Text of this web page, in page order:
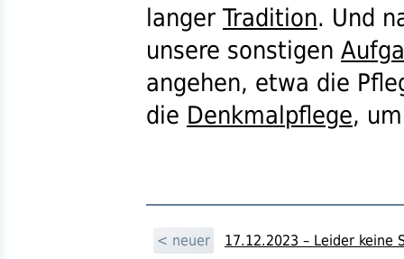
langer Tradition. Und
unsere sonstigen
angehen, etwa die
die Denkmalpflege,
< neuer
17.12.2023 – Leider keine